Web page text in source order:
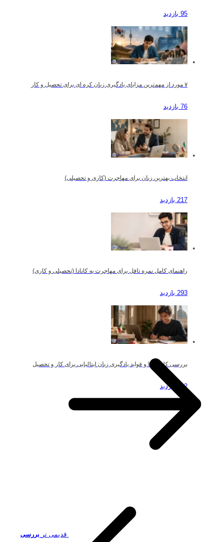
95 بازدید
۷ مورد از مهم‌ترین مزایای یادگیری زبان کره ای برای تحصیل و کار
76 بازدید
انتخاب بهترین زبان برای مهاجرت (کاری و تحصیلی)
217 بازدید
راهنمای کامل نمره تافل برای مهاجرت به کانادا (تحصیلی و کاری)
293 بازدید
بررسی کاربردها و فواید یادگیری زبان ایتالیایی برای کار و تحصیل
192 بازدید
قدیمی تر بررسی